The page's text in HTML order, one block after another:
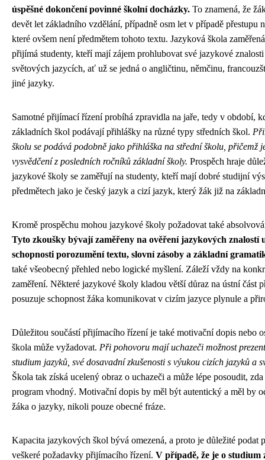
úspěšné dokončení povinné školní docházky. To znamená, že
devět let základního vzdělání, případně osm let v případě přestupu
které ovšem není předmětem tohoto textu. Jazyková škola
přijímá studenty, kteří mají zájem prohlubovat své jazykové
světových jazycích, ať už se jedná o angličtinu, němčinu,
jiné jazyky.
Samotné přijímací řízení probíhá zpravidla na jaře, tedy v období,
základních škol podávají přihlášky na různé typy středních škol.
školu se podává podobně jako přihláška na střední školu, přičemž
vysvědčení z posledních ročníků základní školy. Prospěch hraje
jazykové školy se zaměřují na studenty, kteří mají dobré studijní
předmětech jako je český jazyk a cizí jazyk, který žák již na
Kromě prospěchu mohou jazykové školy požadovat také
Tyto zkoušky bývají zaměřeny na ověření jazykových znalostí
schopnosti porozumění textu, slovní zásoby a základní
také všeobecný přehled nebo logické myšlení. Záleží vždy na
zaměření. Některé jazykové školy kladou větší důraz na ústní část
posuzuje schopnost žáka komunikovat v cizím jazyce plynule a
Důležitou součástí přijímacího řízení je také motivační dopis nebo
škola může vyžadovat. Při pohovoru mají uchazeči možnost
studium jazyků, své dosavadní zkušenosti s výukou cizích jazyků a
Škola tak získá ucelený obraz o uchazeči a může lépe posoudit,
program vhodný. Motivační dopis by měl být autentický a měl by
žáka o jazyky, nikoli pouze obecné fráze.
Kapacita jazykových škol bývá omezená, a proto je důležité podat
veškeré požadavky přijímacího řízení. V případě, že je o studium